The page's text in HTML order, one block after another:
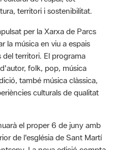
la música en viu a espais
territori. El programa
folk, pop, música
també música clàssica,
culturals de qualitat
el proper 6 de juny amb
de l'església de Sant Martí
La nova edició compta
Roy, Ramon Mirabet, Feliu